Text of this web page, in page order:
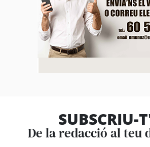
SUBSCRIU-
De la redacció al teu